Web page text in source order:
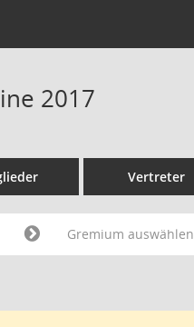
2017
Vertreter
Gremium auswählen